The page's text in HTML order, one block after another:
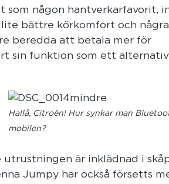
någon hantverkarfavorit,
bättre körkomfort och
beredda att betala mer för
sin funktion som ett
Hallå, Citroën! Hur synkar man
mobilen?
är inklädnad i
Jumpy har också försetts